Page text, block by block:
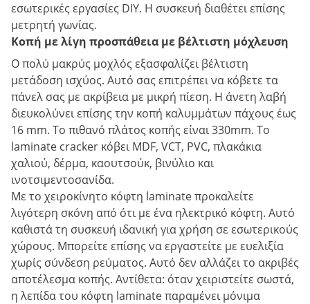
εσωτερικές εργασίες DIY. Η συσκευή διαθέτει επίσης
μετρητή γωνίας.
Κοπή με λίγη προσπάθεια με βέλτιστη μόχλευση
Ο πολύ μακρύς μοχλός εξασφαλίζει βέλτιστη
μετάδοση ισχύος. Αυτό σας επιτρέπει να κόβετε τα
πάνελ σας με ακρίβεια με μικρή πίεση. Η άνετη λαβή
διευκολύνει επίσης την κοπή καλυμμάτων πάχους έως
16 mm. Το πιθανό πλάτος κοπής είναι 330mm. Το
laminate cracker κόβει MDF, VCT, PVC, πλακάκια
χαλιού, δέρμα, καουτσούκ, βινύλιο και
ινοτσιμεντοσανίδα.
Με το χειροκίνητο κόφτη laminate προκαλείτε
λιγότερη σκόνη από ότι με ένα ηλεκτρικό κόφτη. Αυτό
καθιστά τη συσκευή ιδανική για χρήση σε εσωτερικούς
χώρους. Μπορείτε επίσης να εργαστείτε με ευελιξία
χωρίς σύνδεση ρεύματος. Αυτό δεν αλλάζει το ακριβές
αποτέλεσμα κοπής. Αντίθετα: όταν χειριστείτε σωστά,
η λεπίδα του κόφτη laminate παραμένει μόνιμα